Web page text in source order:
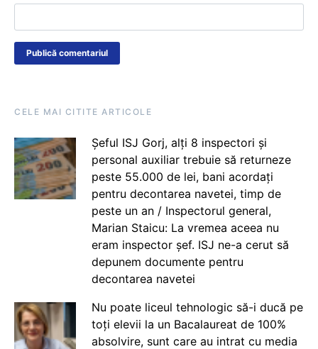
CELE MAI CITITE ARTICOLE
Șeful ISJ Gorj, alți 8 inspectori și
personal auxiliar trebuie să returneze
peste 55.000 de lei, bani acordați
pentru decontarea navetei, timp de
peste un an / Inspectorul general,
Marian Staicu: La vremea aceea nu
eram inspector șef. ISJ ne-a cerut să
depunem documente pentru
decontarea navetei
Nu poate liceul tehnologic să-i ducă pe
toți elevii la un Bacalaureat de 100%
absolvire, sunt care au intrat cu media